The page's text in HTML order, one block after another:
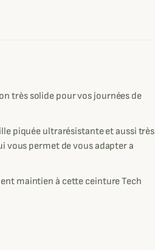
très solide pour vos journées de
piquée ultrarésistante et aussi très
vous permet de vous adapter a
maintien à cette ceinture Tech